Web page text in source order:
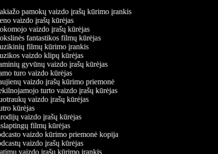
pamokų vaizdo įrašų kūrimo įrankis
vaizdo įrašų kūrėjas
vaizdo įrašų kūrėjas
fantastikos filmų kūrėjas
filmų kūrimo įrankis
vaizdo klipų kūrėjas
gyvūnų vaizdo įrašų kūrėjas
turo vaizdo kūrėjas
vaizdo įrašų kūrimo priemonė
turto vaizdo įrašų kūrėjas
vaizdo įrašų kūrėjas
kūrėjas
vaizdo įrašų kūrėjas
filmų kūrėjas
vaizdo kūrimo priemonė kopija
vaizdo įrašų kūrėjas
vaizdo įrašų kūrimo įrankis